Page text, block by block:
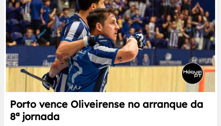
Porto vence Oliveirense no arranque da
8ª jornada